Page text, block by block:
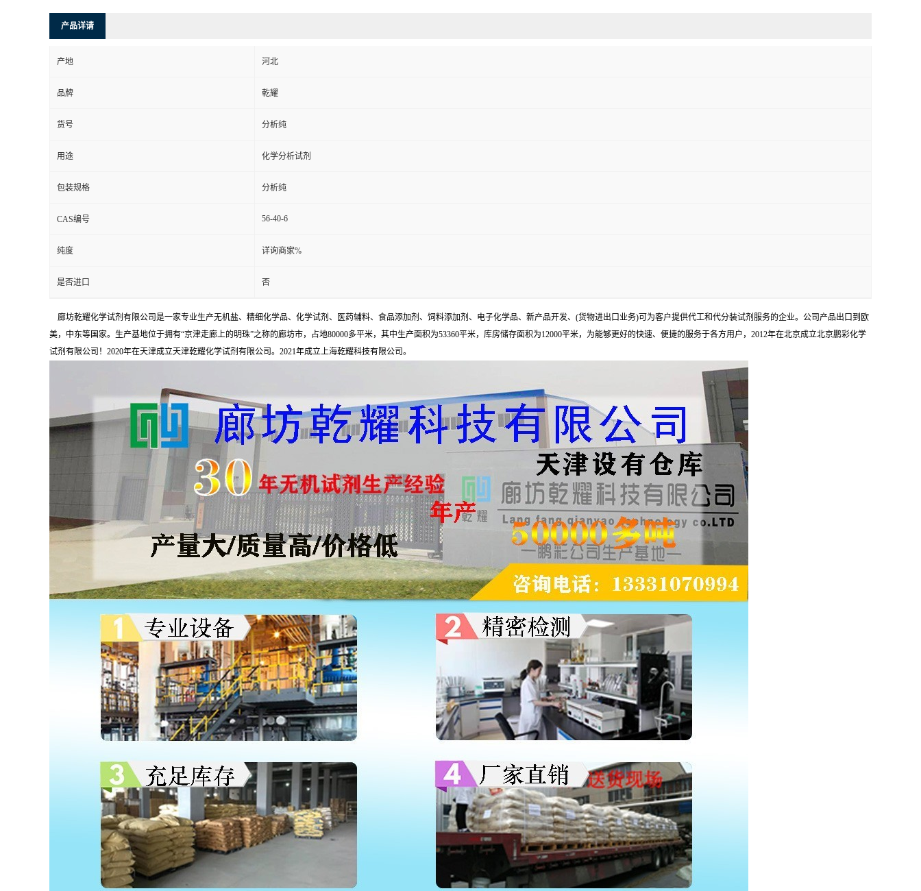
产品详请
产地 河北
品牌 乾耀
货号 分析纯
用途 化学分析试剂
包装规格 分析纯
CAS编号 56-40-6
纯度 详询商家%
是否进口 否
廊坊乾耀化学试剂有限公司是一家专业生产无机盐、精细化学品、化学试剂、医药辅料、食品添加剂、饲料添加剂、电子化学品、新产品开发、(货物进出口业务)可为客户提供代工和代分装试剂服务的企业。公司产品出口到欧
美，中东等国家。生产基地位于拥有“京津走廊上的明珠”之称的廊坊市，占地80000多平米，其中生产面积为53360平米，库房储存面积为12000平米，为能够更好的快速、便捷的服务于各方用户，2012年在北京成立北京鹏彩化学
试剂有限公司！2020年在天津成立天津乾耀化学试剂有限公司。2021年成立上海乾耀科技有限公司。